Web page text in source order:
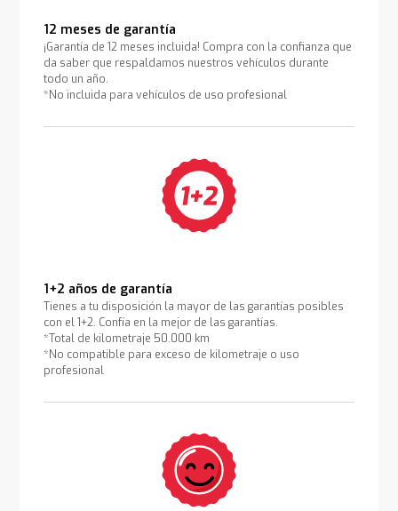
12 meses de garantía
¡Garantía de 12 meses incluida! Compra con la confianza que
da saber que respaldamos nuestros vehículos durante
todo un año.
*No incluida para vehículos de uso profesional
1+2 años de garantía
Tienes a tu disposición la mayor de las garantías posibles
con el 1+2. Confía en la mejor de las garantías.
*Total de kilometraje 50.000 km
*No compatible para exceso de kilometraje o uso
profesional